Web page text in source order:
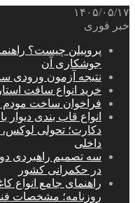
۱۴۰۵/۰۵/۱۷
خبر فوری
پروپیلن چیست؟
جوشکاری آن
نتیجه آزمون ورودی سمپاد سال
خرید انواع سافت
فراخوان ساخت مودم
انواع قاب بندی
دکارت؛ تحولی
داخلی
سه تصمیم راهبردی
در حکمرانی کشور
راهنمای جامع انواع
روزنامه؛ مشخصات